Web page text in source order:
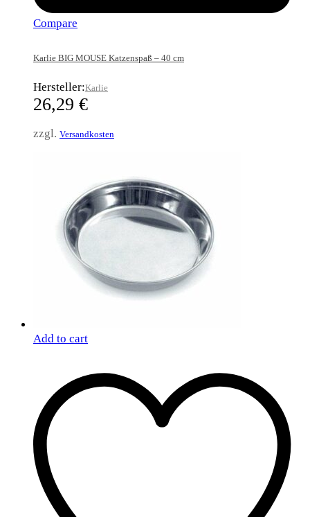
Compare
Karlie BIG MOUSE Katzenspaß – 40 cm
Hersteller:Karlie
26,29 €
zzgl. Versandkosten
Add to cart